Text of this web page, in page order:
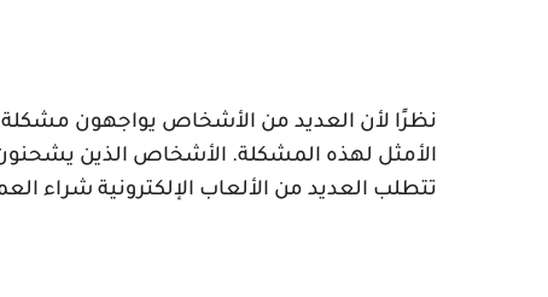
نظرًا لأن العديد من الأشخاص يواجهون
الأمثل لهذه المشكلة. الأشخاص الذين
تتطلب العديد من الألعاب الإلكترونية شراء